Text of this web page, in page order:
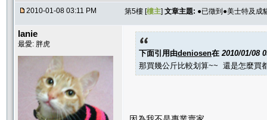
2010-01-08 03:11 PM 第5樓 [樓主] 文章主題: ●已徵到●美士特及成
lanie
最愛: 胖虎
下面引用由deniosen在 2010/01/08
那買幾公斤比較划算~~ 還是怎麼買